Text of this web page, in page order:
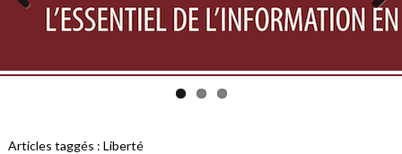
Previous Next
Articles taggés : Liberté